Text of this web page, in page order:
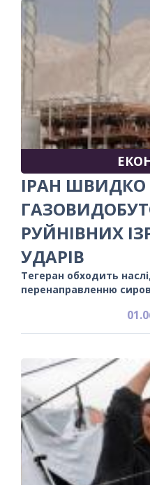
ІРАН
РУЙНІВНИХ
УДАРІВ
Тегеран обходить
перенаправленню